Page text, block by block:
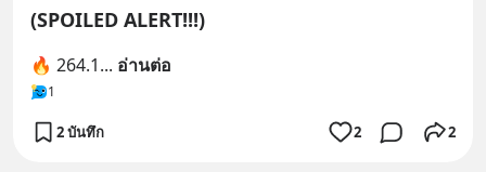
(SPOILED ALERT!!!)
🔥 264.1... อ่านต่อ
1
2 บันทึก 2 2